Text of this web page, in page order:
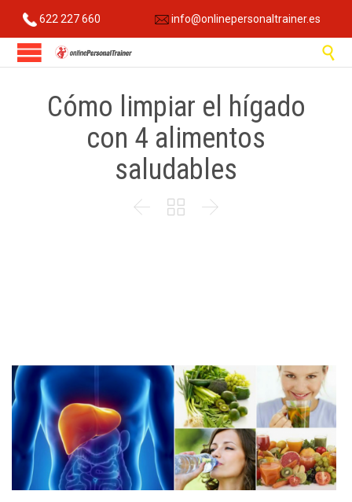
622 227 660 info@onlinepersonaltrainer.es

Cómo limpiar el hígado
con 4 alimentos
saludables
  